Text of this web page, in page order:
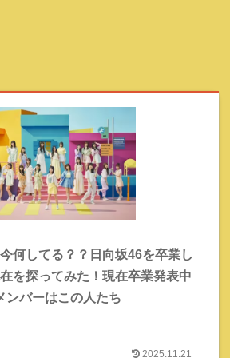
今何してる？？日向坂46を卒業し
を探ってみた！現在卒業発表中
ンバーはこの人たち
2025.11.21